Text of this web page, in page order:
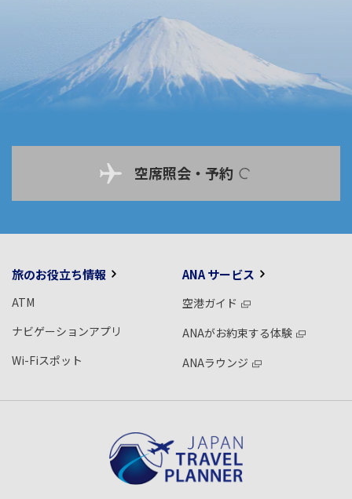
空席照会・予約
旅のお役立ち情報
ATM
ナビゲーションアプリ
Wi-Fiスポット
ANA サービス
空港ガイド
ANAがお約束する体験
ANAラウンジ